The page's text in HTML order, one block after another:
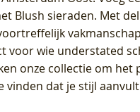
Blush sieraden. Met
voor wie understated
onze collectie om het
vinden dat je stijl